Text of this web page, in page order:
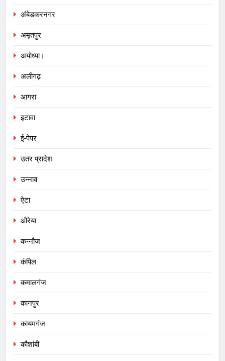
अंबेडकरनगर
अमृतपुर
अयोध्या।
अलीगढ़
आगरा
इटावा
ई-पेपर
उतर प्रादेश
उन्नाव
ऐटा
औरेया
कन्नौज
कंपिल
कमालगंज
कानपुर
कायमगंज
कौशांबी